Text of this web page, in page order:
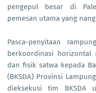
pengepul besar di
pemesan utama yang
Pasca-penyitaan
berkoordinasi horizontal
dan fisik satwa kepada
(BKSDA) Provinsi
dieksekusi tim BKSDA